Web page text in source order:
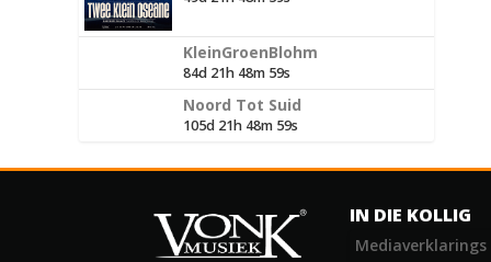
KleinGroenBlohm
84d 21h 48m 59s
Noord Tot Suid
105d 21h 48m 59s
IN DIE KOLLIG
Mediaverklarings